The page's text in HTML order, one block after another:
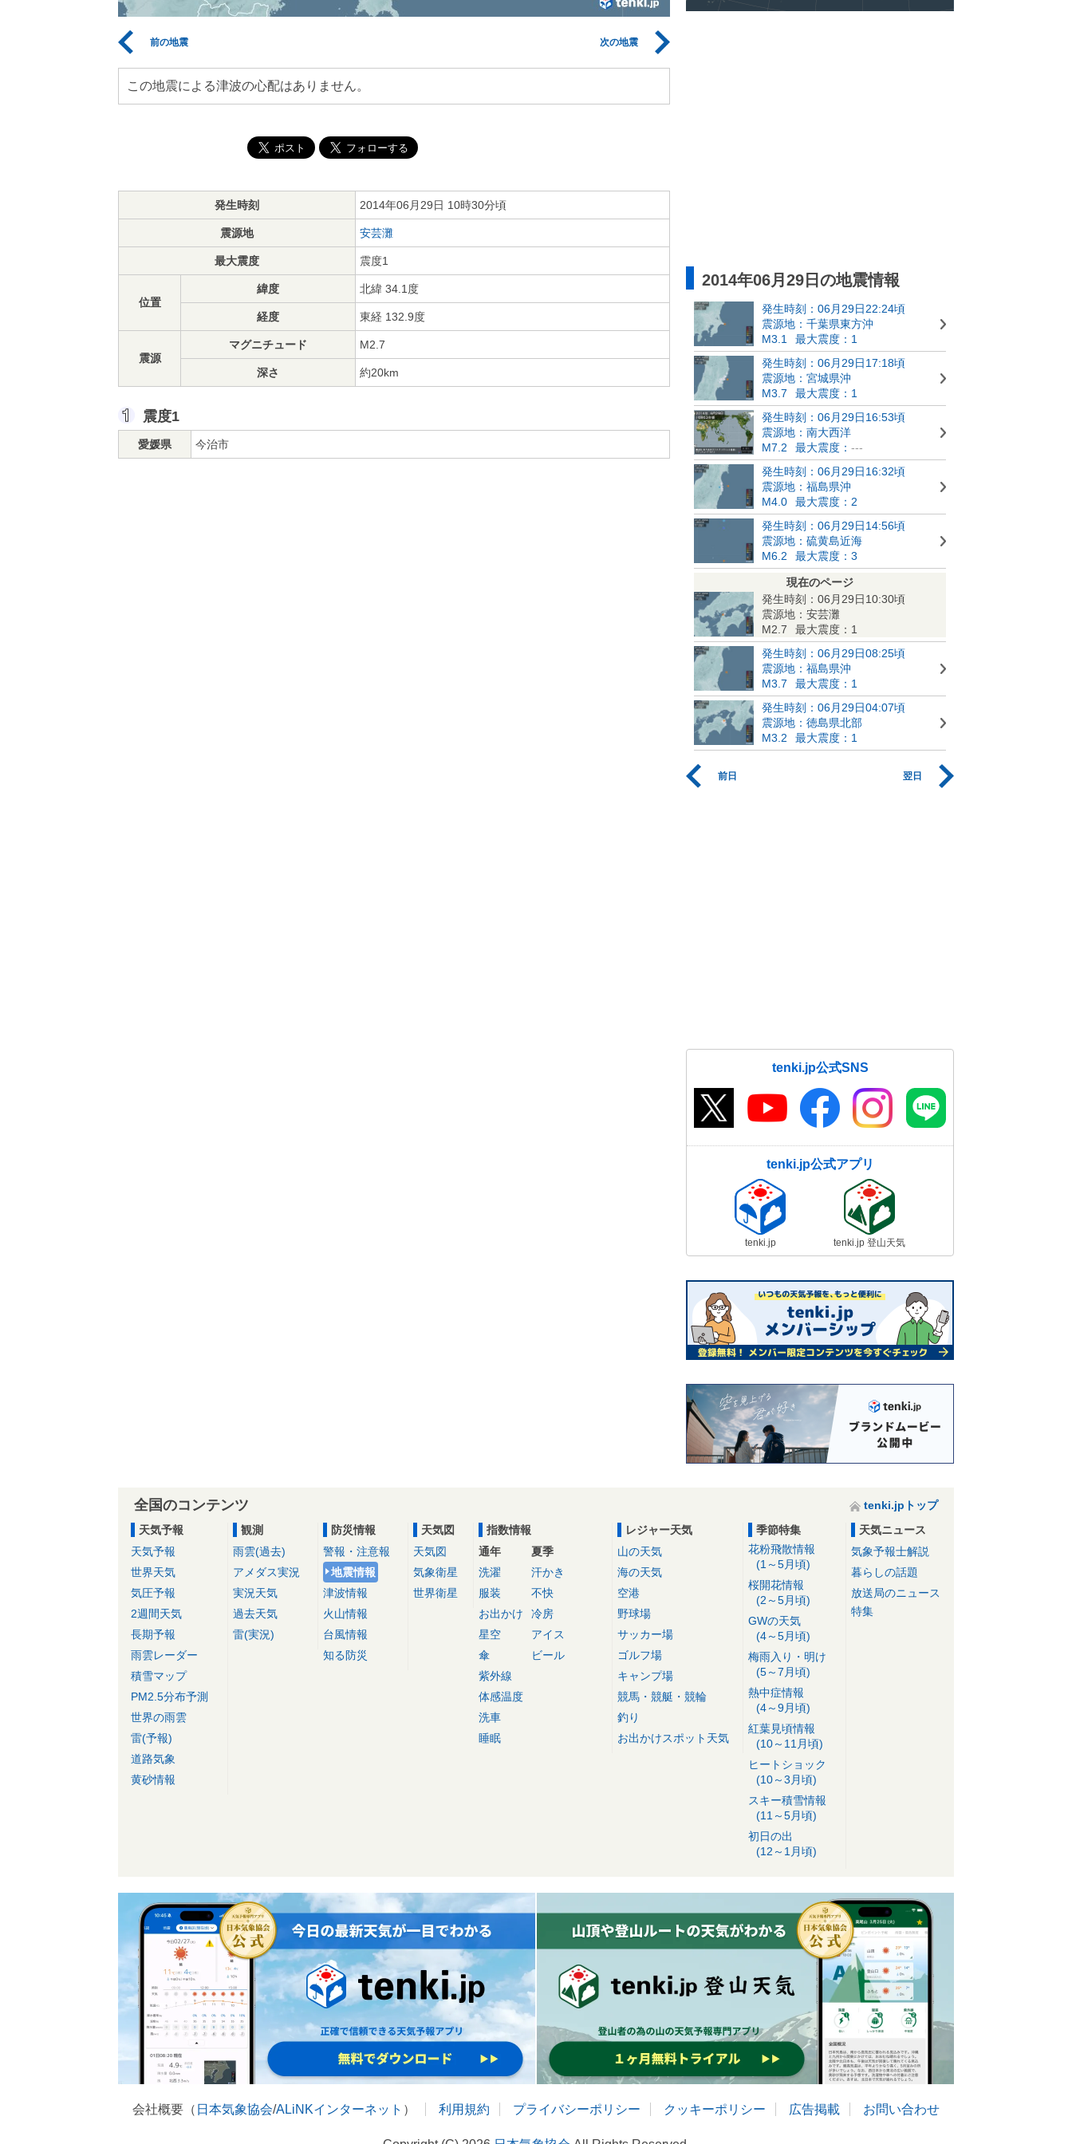
前の地震 次の地震
この地震による津波の心配はありません。
発生時刻 2014年06月29日 10時30分頃
震源地 安芸灘
最大震度 震度1
位置
緯度 北緯 34.1度
経度 東経 132.9度
震源
マグニチュード M2.7
深さ 約20km
震度1
愛媛県 今治市
2014年06月29日の地震情報
発生時刻：06月29日22:24頃
震源地：千葉県東方沖
M3.1
最大震度：1
発生時刻：06月29日17:18頃
震源地：宮城県沖
M3.7
最大震度：1
発生時刻：06月29日16:53頃
震源地：南大西洋
M7.2
最大震度： ---
発生時刻：06月29日16:32頃
震源地：福島県沖
M4.0
最大震度：2
発生時刻：06月29日14:56頃
震源地：硫黄島近海
M6.2
最大震度：3
現在のページ
発生時刻：06月29日10:30頃
震源地：安芸灘
M2.7
最大震度：1
発生時刻：06月29日08:25頃
震源地：福島県沖
M3.7
最大震度：1
発生時刻：06月29日04:07頃
震源地：徳島県北部
M3.2
最大震度：1
前日 翌日
tenki.jp公式SNS
tenki.jp公式アプリ
tenki.jp tenki.jp 登山天気
全国のコンテンツ
tenki.jpトップ
天気予報
天気予報
世界天気
気圧予報
2週間天気
長期予報
雨雲レーダー
積雪マップ
PM2.5分布予測
世界の雨雲
雷(予報)
道路気象
黄砂情報
観測
雨雲(過去)
アメダス実況
実況天気
過去天気
雷(実況)
防災情報
警報・注意報
地震情報
津波情報
火山情報
台風情報
知る防災
天気図
天気図
気象衛星
世界衛星
指数情報
通年
洗濯
服装
お出かけ
星空
傘
紫外線
体感温度
洗車
睡眠
夏季
汗かき
不快
冷房
アイス
ビール
レジャー天気
山の天気
海の天気
空港
野球場
サッカー場
ゴルフ場
キャンプ場
競馬・競艇・競輪
釣り
お出かけスポット天気
季節特集
花粉飛散情報
(1～5月頃)
桜開花情報
(2～5月頃)
GWの天気
(4～5月頃)
梅雨入り・明け
(5～7月頃)
熱中症情報
(4～9月頃)
紅葉見頃情報
(10～11月頃)
ヒートショック
(10～3月頃)
スキー積雪情報
(11～5月頃)
初日の出
(12～1月頃)
天気ニュース
気象予報士解説
暮らしの話題
放送局のニュース
特集
会社概要（ 日本気象協会/ALiNKインターネット ） 利用規約 プライバシーポリシー クッキーポリシー 広告掲載 お問い合わせ